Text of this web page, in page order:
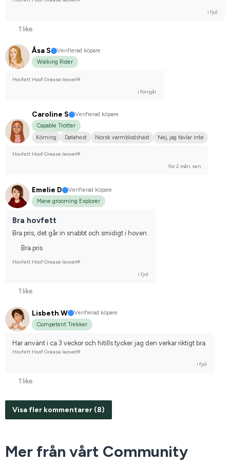
i fjol
1 like
Åsa S
Verifierad köpare
Walking Rider
Hovfett Hoof Grease leovet®
i förrgår
Caroline S
Verifierad köpare
Capable Trotter
Körning
Dølahest Norsk varmblodshäst Nej, jag tävlar inte
Hovfett Hoof Grease leovet®
för 2 mån. sen
Emelie D
Verifierad köpare
Mane grooming Explorer
Bra hovfett
Bra pris, det går in snabbt och smidigt i hoven.
Bra pris
Hovfett Hoof Grease leovet®
i fjol
1 like
Lisbeth W
Verifierad köpare
Competent Trekker
Har använt i ca 3 veckor och hitills tycker jag den verkar riktigt bra.
Hovfett Hoof Grease leovet®
i fjol
1 like
Visa fler kommentarer (8)
Mer från vårt Community